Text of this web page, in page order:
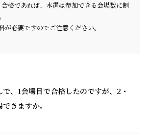
格であれば、本選は参加できる会場数に制
が必要ですのでご注意ください。
、1会場目で合格したのですが、2・
きますか。